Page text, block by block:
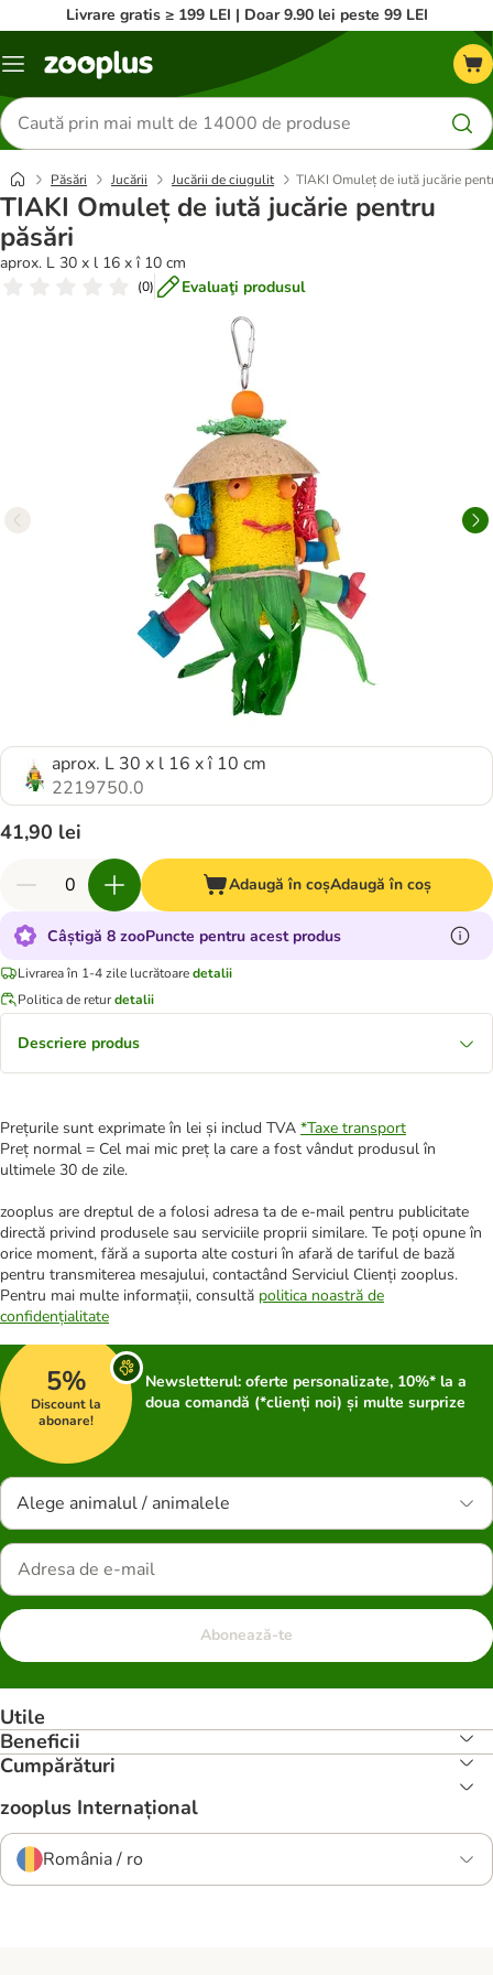
Livrare gratis ≥ 199 LEI | Doar 9.90 lei peste 99 LEI
Categorii
Căutare
produse
Păsări Jucării Jucării de ciugulit TIAKI Omuleț de iută jucărie
TIAKI Omuleț de iută jucărie pentru
păsări
aprox. L 30 x l 16 x î 10 cm
(0) Evaluaţi produsul
aprox. L 30 x l 16 x î 10 cm
2219750.0
41,90 lei
Adaugă în coșAdaugă în coș
Câștigă 8 zooPuncte pentru acest produs
Livrarea în 1-4 zile lucrătoaredetalii
Politica de returdetalii
Descriere produs
Prețurile sunt exprimate în lei și includ TVA *Taxe transport
Preț normal = Cel mai mic preț la care a fost vândut produsul în
ultimele 30 de zile.
zooplus are dreptul de a folosi adresa ta de e-mail pentru publicitate
directă privind produsele sau serviciile proprii similare. Te poți opune în
orice moment, fără a suporta alte costuri în afară de tariful de bază
pentru transmiterea mesajului, contactând Serviciul Clienți zooplus.
Pentru mai multe informații, consultă politica noastră de
confidențialitate
5%
Discount la
abonare!
Newsletterul: oferte personalizate, 10%* la a
doua comandă (*clienți noi) și multe surprize
Alege animalul / animalele
Abonează-te
Utile
Beneficii
Cumpărături
zooplus Internațional
România / ro